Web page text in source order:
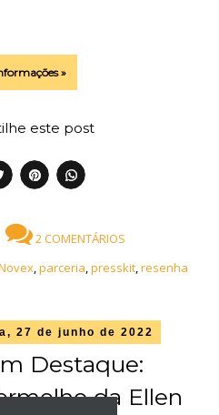
»
este post
2 COMENTÁRIOS
,parceria,presskit,resenha
27 de junho de 2022
Destaque:
da Ellen